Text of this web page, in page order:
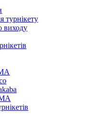
турнікету
виходу